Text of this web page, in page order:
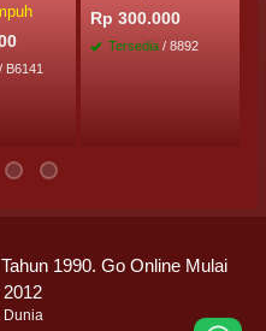
/ B6141
Rp 300.000
Tersedia / 8892
1990. Go Online Mulai
2012
Dunia